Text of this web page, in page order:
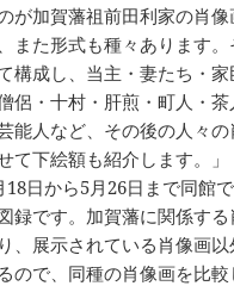
が加賀藩祖前田利家の肖像
また形式も種々あります
構成し、当主・妻たち・家
侶・十村・肝煎・町人・
能人など、その後の人々の
て下絵額も紹介します。」
18日から5月26日まで同館
録です。加賀藩に関係する
、展示されている肖像画以
ので、同種の肖像画を比較